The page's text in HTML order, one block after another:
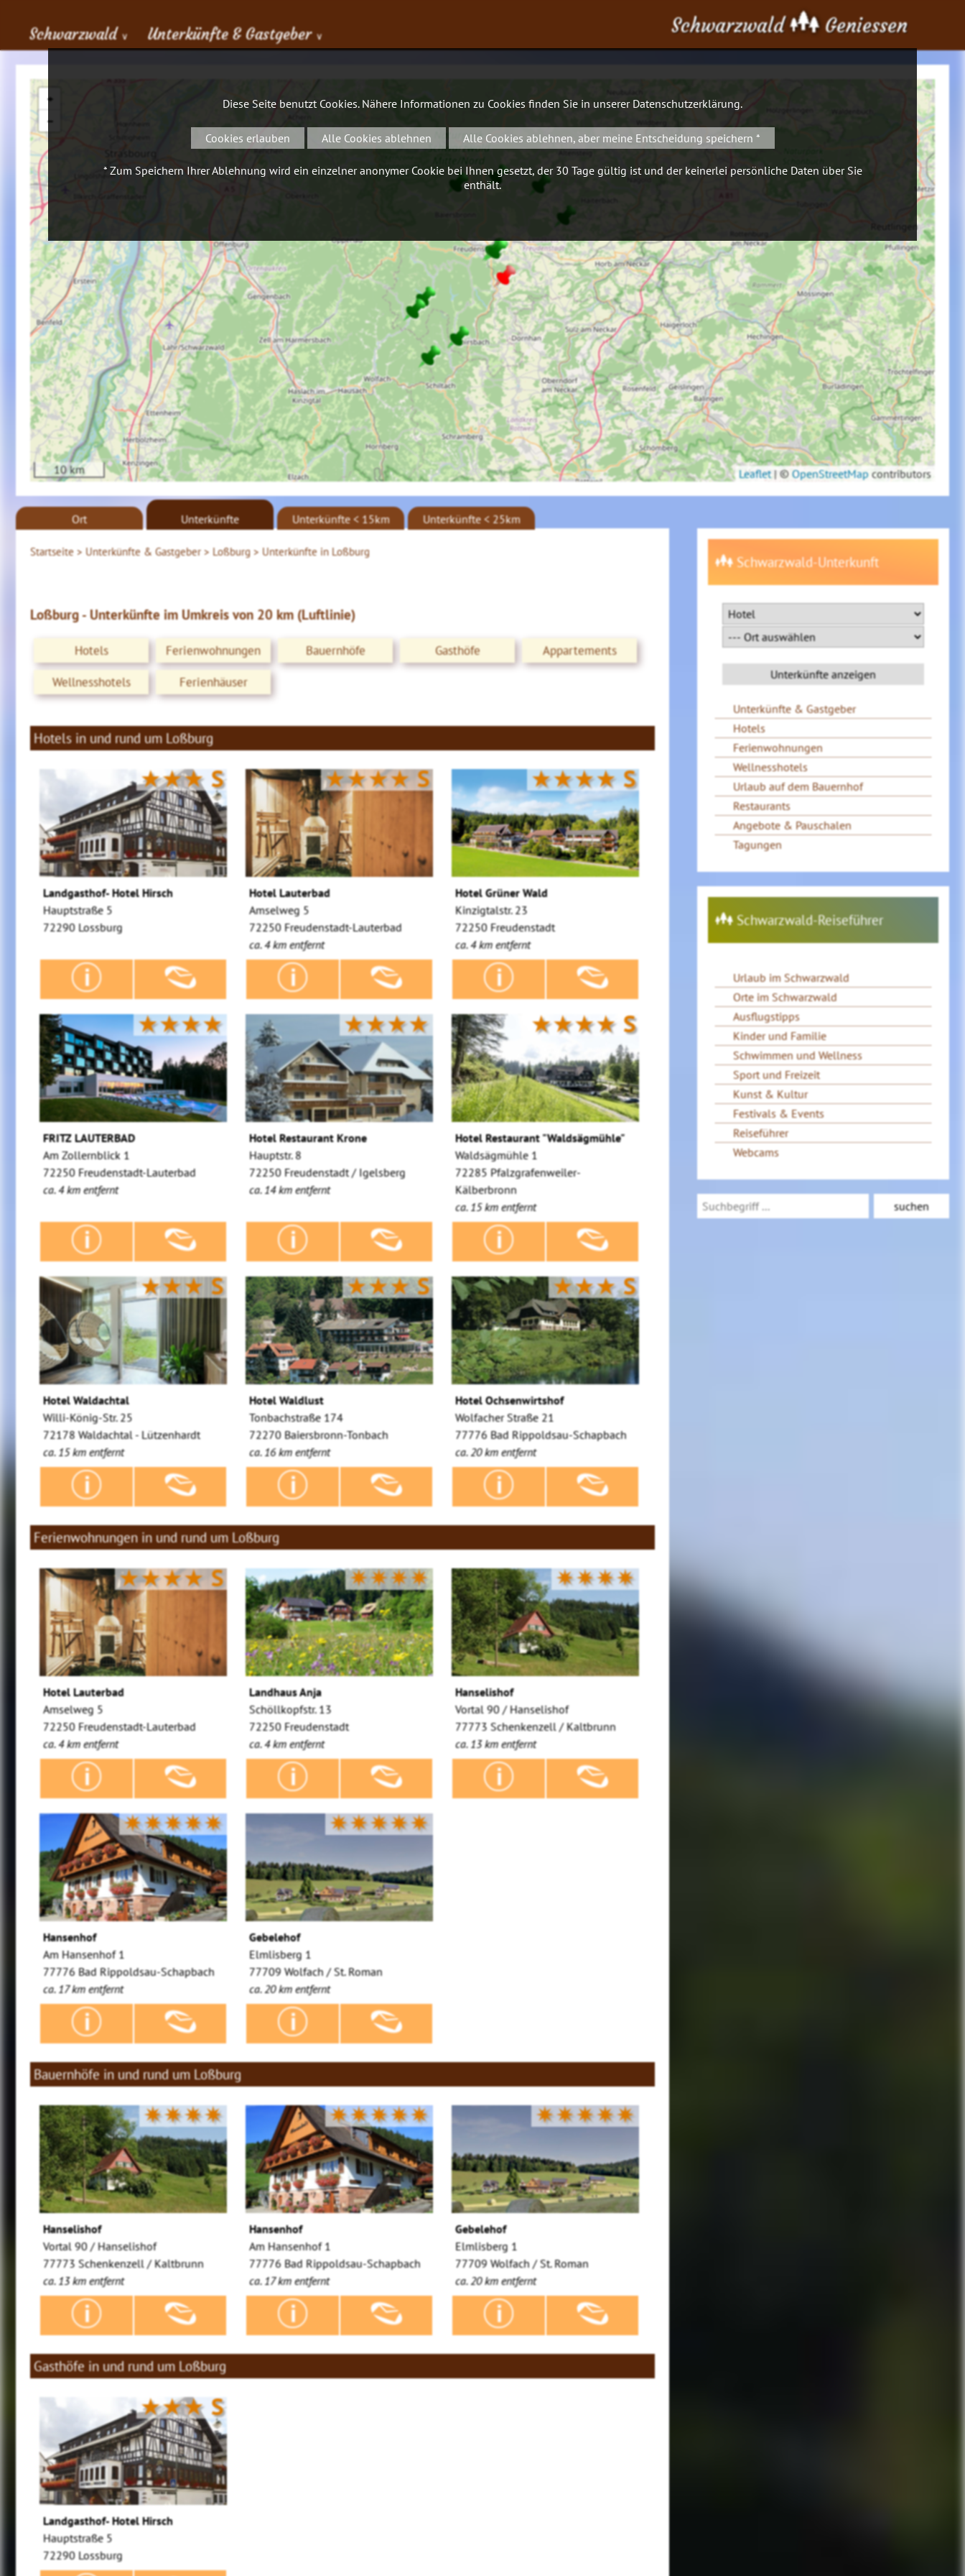
Schwarzwald ∨ Unterkünfte & Gastgeber ∨ Schwarzwald Geniessen
+
−
10 km Leaflet |©OpenStreetMap contributors
Startseite > Unterkünfte & Gastgeber > Loßburg > Unterkünfte in Loßburg
Ort Unterkünfte Unterkünfte < 15km Unterkünfte < 25km
Loßburg - Unterkünfte im Umkreis von 20 km (Luftlinie)
Hotels Ferienwohnungen Bauernhöfe Gasthöfe
Appartements
Wellnesshotels
Ferienhäuser
Hotels in und rund um Loßburg
★★★S
Landgasthof- Hotel Hirsch
Hauptstraße 5
72290 Lossburg
★★★★S
Hotel Lauterbad
Amselweg 5
72250 Freudenstadt-Lauterbad
ca. 4 km entfernt
★★★★S
Hotel Grüner Wald
Kinzigtalstr. 23
72250 Freudenstadt
ca. 4 km entfernt
★★★★
FRITZ LAUTERBAD
Am Zollernblick 1
72250 Freudenstadt-Lauterbad
ca. 4 km entfernt
★★★★
Hotel Restaurant Krone
Hauptstr. 8
72250 Freudenstadt / Igelsberg
ca. 14 km entfernt
★★★★S
Hotel Restaurant "Waldsägmühle"
Waldsägmühle 1
72285 Pfalzgrafenweiler-
Kälberbronn
ca. 15 km entfernt
★★★S
Hotel Waldachtal
Willi-König-Str. 25
72178 Waldachtal - Lützenhardt
ca. 15 km entfernt
★★★S
Hotel Waldlust
Tonbachstraße 174
72270 Baiersbronn-Tonbach
ca. 16 km entfernt
★★★S
Hotel Ochsenwirtshof
Wolfacher Straße 21
77776 Bad Rippoldsau-Schapbach
ca. 20 km entfernt
Ferienwohnungen in und rund um Loßburg
★★★★S
Hotel Lauterbad
Amselweg 5
72250 Freudenstadt-Lauterbad
ca. 4 km entfernt
✷✷✷✷
Landhaus Anja
Schöllkopfstr. 13
72250 Freudenstadt
ca. 4 km entfernt
✷✷✷✷
Hanselishof
Vortal 90 / Hanselishof
77773 Schenkenzell / Kaltbrunn
ca. 13 km entfernt
✷✷✷✷✷
Hansenhof
Am Hansenhof 1
77776 Bad Rippoldsau-Schapbach
ca. 17 km entfernt
✷✷✷✷✷
Gebelehof
Elmlisberg 1
77709 Wolfach / St. Roman
ca. 20 km entfernt
Bauernhöfe in und rund um Loßburg
✷✷✷✷
Hanselishof
Vortal 90 / Hanselishof
77773 Schenkenzell / Kaltbrunn
ca. 13 km entfernt
✷✷✷✷✷
Hansenhof
Am Hansenhof 1
77776 Bad Rippoldsau-Schapbach
ca. 17 km entfernt
✷✷✷✷✷
Gebelehof
Elmlisberg 1
77709 Wolfach / St. Roman
ca. 20 km entfernt
Gasthöfe in und rund um Loßburg
★★★S
Landgasthof- Hotel Hirsch
Hauptstraße 5
72290 Lossburg
Schwarzwald-Unterkunft
Unterkünfte & Gastgeber
Hotels
Ferienwohnungen
Wellnesshotels
Urlaub auf dem Bauernhof
Restaurants
Angebote & Pauschalen
Tagungen
Schwarzwald-Reiseführer
Urlaub im Schwarzwald
Orte im Schwarzwald
Ausflugstipps
Kinder und Familie
Schwimmen und Wellness
Sport und Freizeit
Kunst & Kultur
Festivals & Events
Reiseführer
Webcams
Diese Seite benutzt Cookies. Nähere Informationen zu Cookies finden Sie in unserer Datenschutzerklärung.
Cookies erlauben Alle Cookies ablehnen Alle Cookies ablehnen, aber meine Entscheidung speichern *
* Zum Speichern Ihrer Ablehnung wird ein einzelner anonymer Cookie bei Ihnen gesetzt, der 30 Tage gültig ist und der keinerlei persönliche Daten über Sie
enthält.